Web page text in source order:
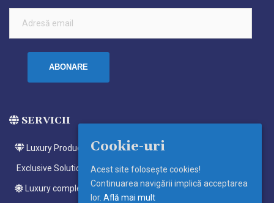
email
ABONARE
SERVICII
Luxury Products
Exclusive Solutions
Luxury complete ritualized meditations
Cookie-uri
Acest site foloseşte cookies!
Continuarea navigării implică acceptarea
lor. Află mai mult